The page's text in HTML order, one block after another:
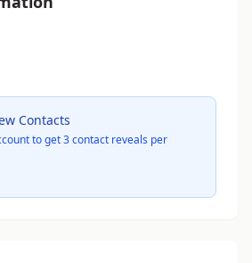
Contacts
to get 3 contact reveals per